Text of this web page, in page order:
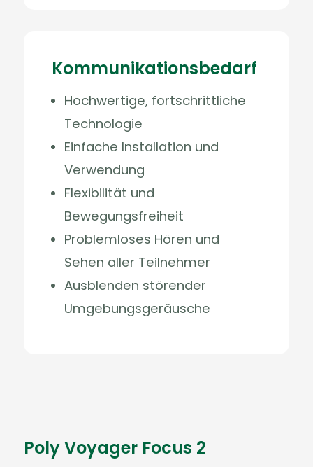
Kommunikationsbedarf
Hochwertige, fortschrittliche
Technologie
Einfache Installation und
Verwendung
Flexibilität und
Bewegungsfreiheit
Problemloses Hören und
Sehen aller Teilnehmer
Ausblenden störender
Umgebungsgeräusche
Poly Voyager Focus 2